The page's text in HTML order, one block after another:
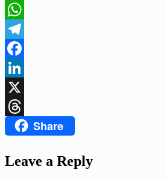
WhatsApp
Telegram
Facebook
LinkedIn
X
ThreadsShare
Leave a Reply